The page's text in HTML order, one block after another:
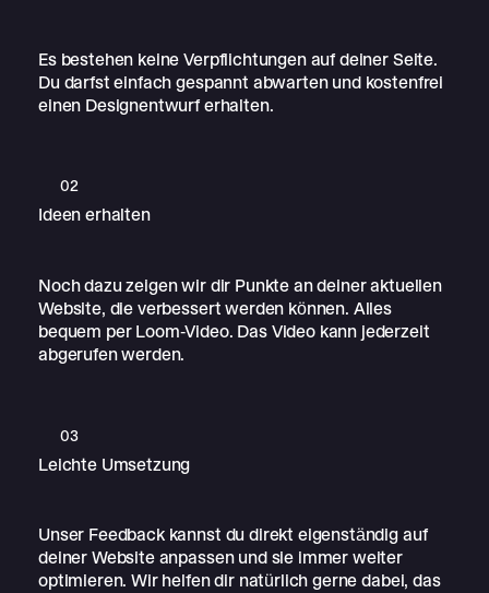
Es bestehen keine Verpflichtungen auf deiner Seite.
Du darfst einfach gespannt abwarten und kostenfrei
einen Designentwurf erhalten.
02
Ideen erhalten
Noch dazu zeigen wir dir Punkte an deiner aktuellen
Website, die verbessert werden können. Alles
bequem per Loom-Video. Das Video kann jederzeit
abgerufen werden.
03
Leichte Umsetzung
Unser Feedback kannst du direkt eigenständig auf
deiner Website anpassen und sie immer weiter
optimieren. Wir helfen dir natürlich gerne dabei, das